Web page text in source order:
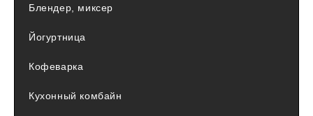
Блендер, миксер
Йогуртница
Кофеварка
Кухонный комбайн